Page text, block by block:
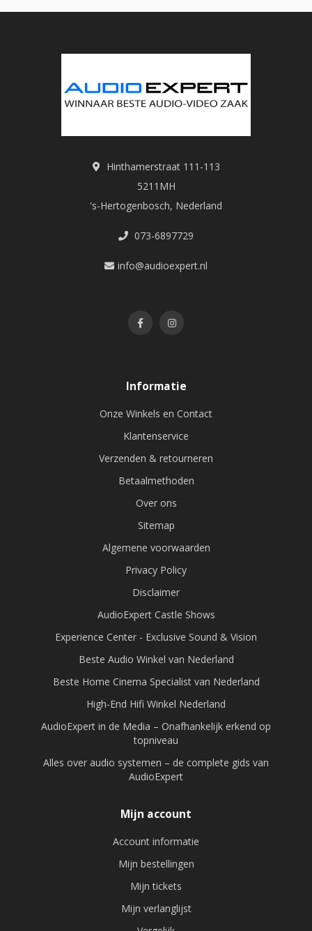
Hinthamerstraat 111-113
5211MH
's-Hertogenbosch, Nederland
073-6897729
info@audioexpert.nl
Informatie
Onze Winkels en Contact
Klantenservice
Verzenden & retourneren
Betaalmethoden
Over ons
Sitemap
Algemene voorwaarden
Privacy Policy
Disclaimer
AudioExpert Castle Shows
Experience Center - Exclusive Sound & Vision
Beste Audio Winkel van Nederland
Beste Home Cinema Specialist van Nederland
High-End Hifi Winkel Nederland
AudioExpert in de Media – Onafhankelijk erkend op
topniveau
Alles over audio systemen – de complete gids van
AudioExpert
Mijn account
Account informatie
Mijn bestellingen
Mijn tickets
Mijn verlanglijst